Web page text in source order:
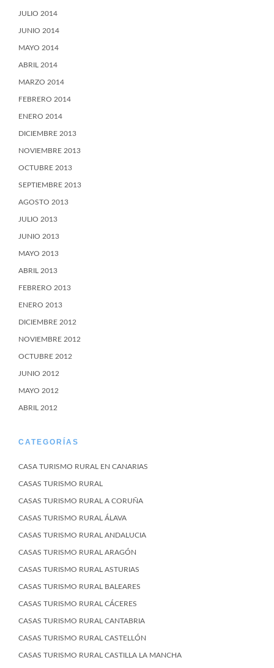
JULIO 2014
JUNIO 2014
MAYO 2014
ABRIL 2014
MARZO 2014
FEBRERO 2014
ENERO 2014
DICIEMBRE 2013
NOVIEMBRE 2013
OCTUBRE 2013
SEPTIEMBRE 2013
AGOSTO 2013
JULIO 2013
JUNIO 2013
MAYO 2013
ABRIL 2013
FEBRERO 2013
ENERO 2013
DICIEMBRE 2012
NOVIEMBRE 2012
OCTUBRE 2012
JUNIO 2012
MAYO 2012
ABRIL 2012
CATEGORÍAS
CASA TURISMO RURAL EN CANARIAS
CASAS TURISMO RURAL
CASAS TURISMO RURAL A CORUÑA
CASAS TURISMO RURAL ÁLAVA
CASAS TURISMO RURAL ANDALUCIA
CASAS TURISMO RURAL ARAGÓN
CASAS TURISMO RURAL ASTURIAS
CASAS TURISMO RURAL BALEARES
CASAS TURISMO RURAL CÁCERES
CASAS TURISMO RURAL CANTABRIA
CASAS TURISMO RURAL CASTELLÓN
CASAS TURISMO RURAL CASTILLA LA MANCHA